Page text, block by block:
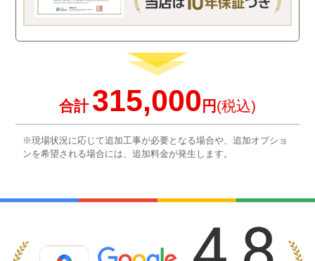
合計 315,000 円 (税込)
※現場状況に応じて追加工事が必要となる場合や、追加オプショ
ンを希望される場合には、追加料金が発生します。